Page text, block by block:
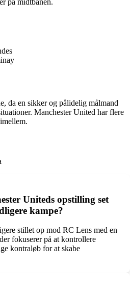
på midtbanen.
da en sikker og pålidelig målmand
Manchester United har flere
Uniteds opstilling set
kampe?
stillet op mod RC Lens med en
fokuserer på at kontrollere
kontraløb for at skabe